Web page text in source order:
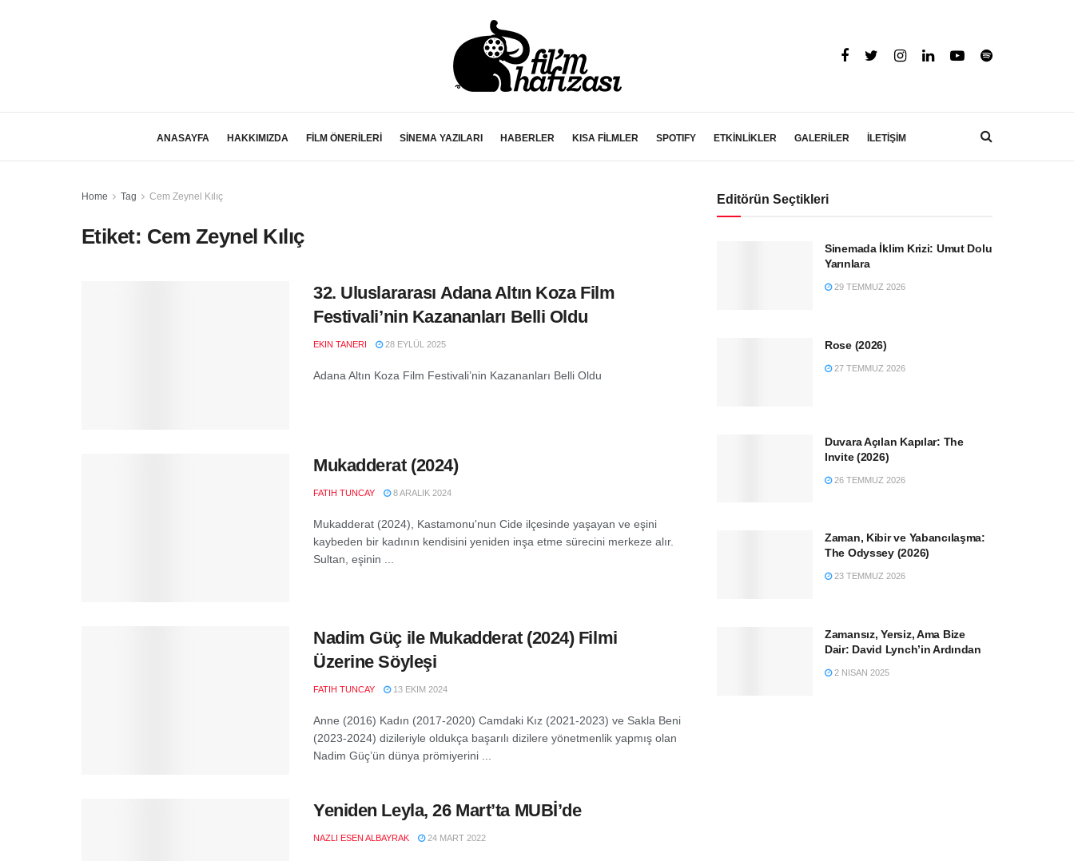
ANASAYFA HAKKIMIZDA FİLM ÖNERİLERİ SİNEMA YAZILARI HABERLER KISA FİLMLER SPOTIFY ETKİNLİKLER GALERİLER İLETİŞİM
Home Tag Cem Zeynel Kılıç
Etiket: Cem Zeynel Kılıç
32. Uluslararası Adana Altın Koza Film
Festivali’nin Kazananları Belli Oldu
EKIN TANERI 28 EYLÜL 2025
Adana Altın Koza Film Festivali’nin Kazananları Belli Oldu
Mukadderat (2024)
FATIH TUNCAY 8 ARALIK 2024
Mukadderat (2024), Kastamonu'nun Cide ilçesinde yaşayan ve eşini
kaybeden bir kadının kendisini yeniden inşa etme sürecini merkeze alır.
Sultan, eşinin ...
Nadim Güç ile Mukadderat (2024) Filmi
Üzerine Söyleşi
FATIH TUNCAY 13 EKIM 2024
Anne (2016) Kadın (2017-2020) Camdaki Kız (2021-2023) ve Sakla Beni
(2023-2024) dizileriyle oldukça başarılı dizilere yönetmenlik yapmış olan
Nadim Güç’ün dünya prömiyerini ...
Yeniden Leyla, 26 Mart’ta MUBİ’de
NAZLI ESEN ALBAYRAK 24 MART 2022
Editörün Seçtikleri
Sinemada İklim Krizi: Umut Dolu
Yarınlara
29 TEMMUZ 2026
Rose (2026)
27 TEMMUZ 2026
Duvara Açılan Kapılar: The
Invite (2026)
26 TEMMUZ 2026
Zaman, Kibir ve Yabancılaşma:
The Odyssey (2026)
23 TEMMUZ 2026
Zamansız, Yersiz, Ama Bize
Dair: David Lynch’in Ardından
2 NISAN 2025